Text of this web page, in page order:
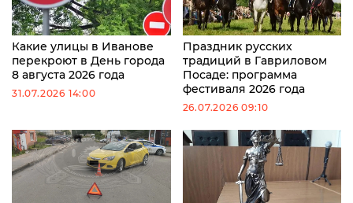
Какие улицы в Иванове
перекроют в День города
8 августа 2026 года
31.07.2026 14:00
Праздник русских
традиций в Гавриловом
Посаде: программа
фестиваля 2026 года
26.07.2026 09:10